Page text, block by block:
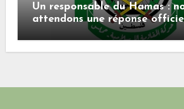
Un responsable du Hamas :
attendons une réponse
Mladenov concernant la
route de la deuxième phase